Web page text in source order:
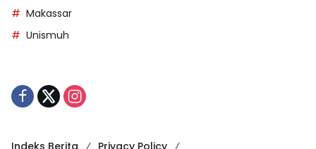
Makassar
Unismuh